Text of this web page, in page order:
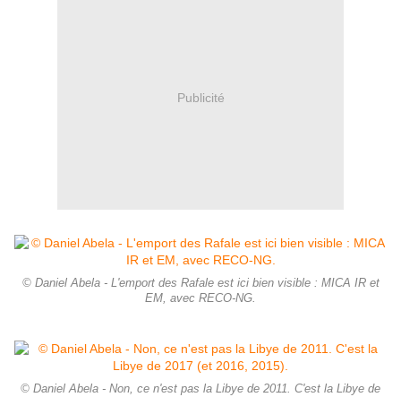
Publicité
© Daniel Abela - L'emport des Rafale est ici bien visible : MICA IR et
EM, avec RECO-NG.
© Daniel Abela - Non, ce n'est pas la Libye de 2011. C'est la Libye de